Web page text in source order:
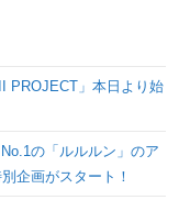
PROJECT」本日より始
の「ルルルン」のア
企画がスタート！